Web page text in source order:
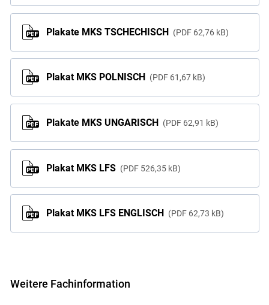
Plakate MKS TSCHECHISCH PDF 62,76 kB
Plakat MKS POLNISCH PDF 61,67 kB
Plakate MKS UNGARISCH PDF 62,91 kB
Plakat MKS LFS PDF 526,35 kB
Plakat MKS LFS ENGLISCH PDF 62,73 kB
Weitere Fachinformation